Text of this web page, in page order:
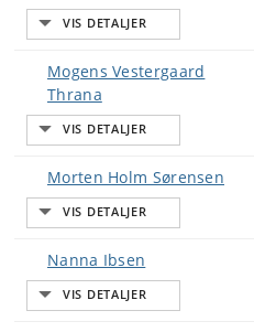
Mogens Vestergaard
Thrana
Morten Holm Sørensen
Nanna Ibsen